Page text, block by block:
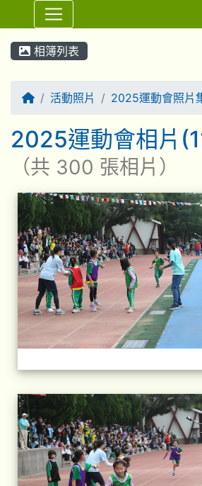
相簿列表
回首頁活動照片 2025運動會照片
2025運動會相片
（共 300 張相片）
相簿列表